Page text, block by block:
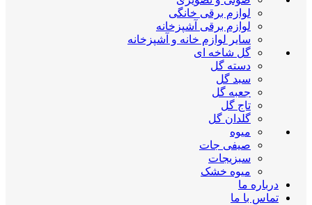
لوازم برقی خانگی
لوازم برقی آشپزخانه
سایر لوازم خانه و آشپزخانه
گل شاخه ای
دسته گل
سبد گل
جعبه گل
تاج گل
گلدان گل
میوه
صیفی جات
سبزیجات
میوه خشک
درباره ما
تماس با ما